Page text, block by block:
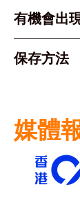
38.5°C且
使用方法：
保持姿勢
貼士：塞
塗抹凡
藥的較
有機會出
輕微腸胃
保存方法
保持包裝
放置於兒
媒體